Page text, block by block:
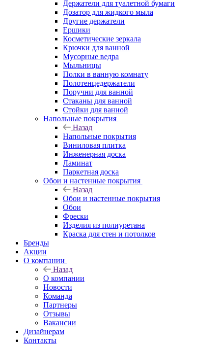
Держатели для туалетной бумаги
Дозатор для жидкого мыла
Другие держатели
Ершики
Косметические зеркала
Крючки для ванной
Мусорные ведра
Мыльницы
Полки в ванную комнату
Полотенцедержатели
Поручни для ванной
Стаканы для ванной
Стойки для ванной
Напольные покрытия
Назад
Напольные покрытия
Виниловая плитка
Инженерная доска
Ламинат
Паркетная доска
Обои и настенные покрытия
Назад
Обои и настенные покрытия
Обои
Фрески
Изделия из полиуретана
Краска для стен и потолков
Бренды
Акции
О компании
Назад
О компании
Новости
Команда
Партнеры
Отзывы
Вакансии
Дизайнерам
Контакты